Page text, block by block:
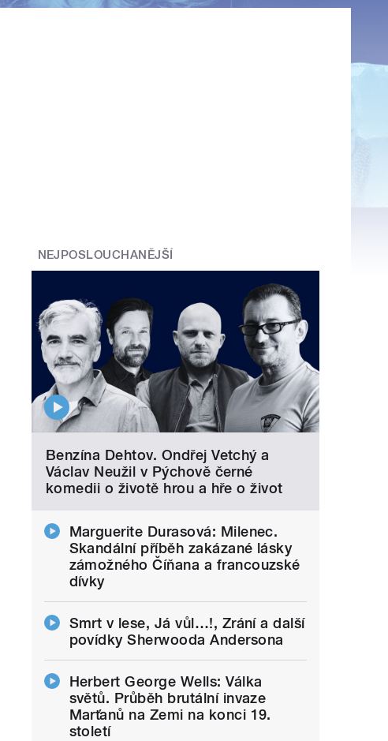
NEJPOSLOUCHANĚJŠÍ
Benzína Dehtov. Ondřej Vetchý a
Václav Neužil v Pýchově černé
komedii o životě hrou a hře o život
Marguerite Durasová: Milenec.
Skandální příběh zakázané lásky
zámožného Číňana a francouzské
dívky
Smrt v lese, Já vůl…!, Zrání a další
povídky Sherwooda Andersona
Herbert George Wells: Válka
světů. Průběh brutální invaze
Marťanů na Zemi na konci 19.
století